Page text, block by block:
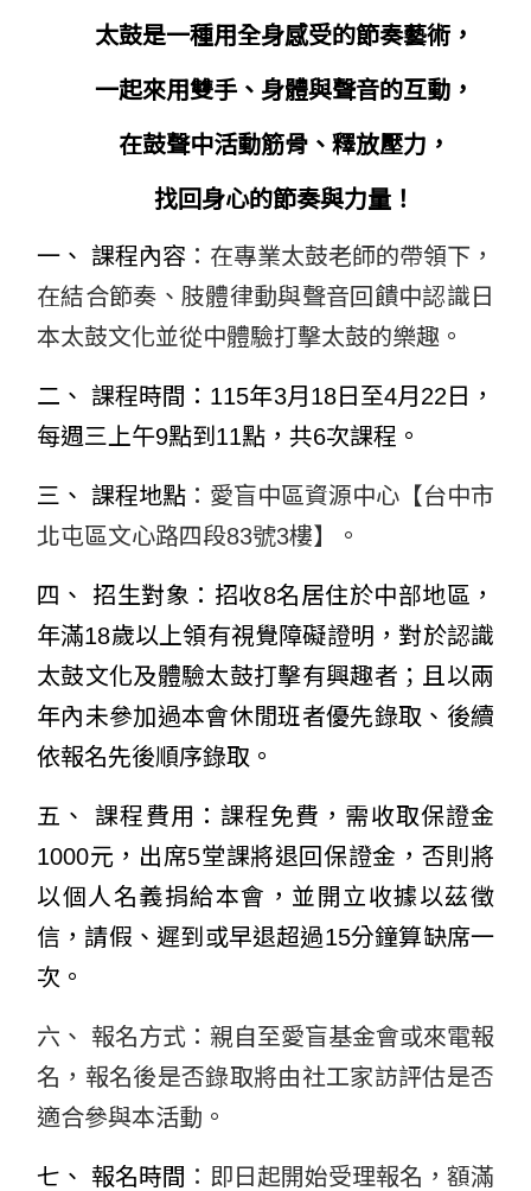
太鼓是一種用全身感受的節奏藝術，
一起來用雙手、身體與聲音的互動，
在鼓聲中活動筋骨、釋放壓力，
找回身心的節奏與力量！
一、 課程內容 ：在專業太鼓老師的帶領下，
在結合節奏、肢體律動與聲音回饋中認識日
本太鼓文化並從中體驗打擊太鼓的樂趣。
二、 課程時間：115年3月18日至4月22日，
每週三上午9點到11點，共6次課程。
三、 課程地點 ：愛盲中區資源中心【台中市
北屯區文心路四段83號3樓】。
四、 招生對象： 招收8名居住於中部地區，
年滿18歲以上領有視覺障礙證明，對於認識
太鼓文化及體驗太鼓打擊有興趣者；且以兩
年內未參加過本會休閒班者優先錄取、後續
依報名先後順序錄取。
五、 課程費用：課程免費，需收取保證金
1000元，出席5堂課將退回保證金，否則將
以個人名義捐給本會，並開立收據以茲徵
信，請假、遲到或早退超過15分鐘算缺席一
次。
六、 報名方式：親自至愛盲基金會或來電報
名，報名後是否錄取將由社工家訪評估是否
適合參與本活動。
七、 報名時間 ：即日起開始受理報名，額滿